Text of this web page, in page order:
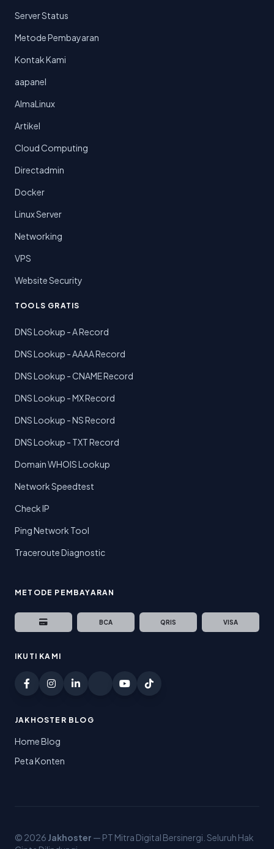
Server Status
Metode Pembayaran
Kontak Kami
aapanel
AlmaLinux
Artikel
Cloud Computing
Directadmin
Docker
Linux Server
Networking
VPS
Website Security
TOOLS GRATIS
DNS Lookup - A Record
DNS Lookup - AAAA Record
DNS Lookup - CNAME Record
DNS Lookup - MX Record
DNS Lookup - NS Record
DNS Lookup - TXT Record
Domain WHOIS Lookup
Network Speedtest
Check IP
Ping Network Tool
Traceroute Diagnostic
METODE PEMBAYARAN
BCA QRIS VISA
IKUTI KAMI
JAKHOSTER BLOG
Home Blog
Peta Konten
© 2026 Jakhoster — PT Mitra Digital Bersinergi. Seluruh Hak